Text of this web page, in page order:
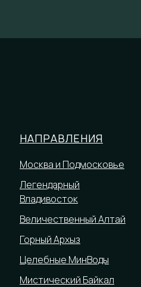
НАПРАВЛЕНИЯ
Москва и Подмосковье
Легендарный
Владивосток
Величественный Алтай
Горный Архыз
Целебные МинВоды
Мистический Байкал